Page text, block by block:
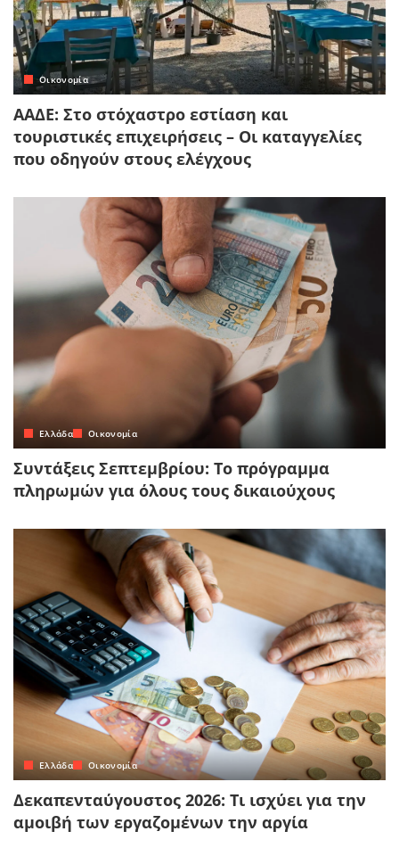
Οικονομία
ΑΑΔΕ: Στο στόχαστρο εστίαση και
τουριστικές επιχειρήσεις – Οι καταγγελίες
που οδηγούν στους ελέγχους
Ελλάδα Οικονομία
Συντάξεις Σεπτεμβρίου: Το πρόγραμμα
πληρωμών για όλους τους δικαιούχους
Ελλάδα Οικονομία
Δεκαπενταύγουστος 2026: Τι ισχύει για την
αμοιβή των εργαζομένων την αργία